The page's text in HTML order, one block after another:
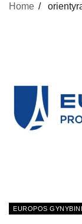
Home
EUROPOS